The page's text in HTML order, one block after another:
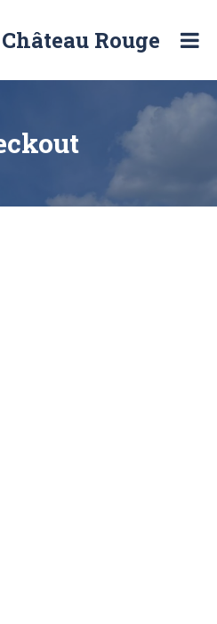
Rouge